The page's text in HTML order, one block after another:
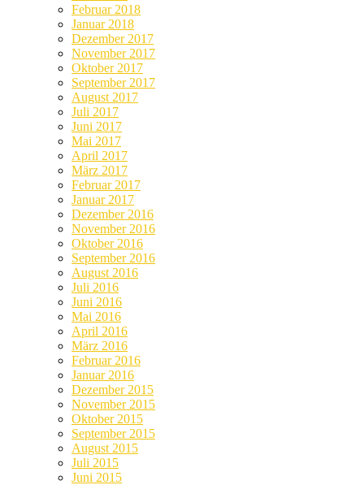
Februar 2018
Januar 2018
Dezember 2017
November 2017
Oktober 2017
September 2017
August 2017
Juli 2017
Juni 2017
Mai 2017
April 2017
März 2017
Februar 2017
Januar 2017
Dezember 2016
November 2016
Oktober 2016
September 2016
August 2016
Juli 2016
Juni 2016
Mai 2016
April 2016
März 2016
Februar 2016
Januar 2016
Dezember 2015
November 2015
Oktober 2015
September 2015
August 2015
Juli 2015
Juni 2015